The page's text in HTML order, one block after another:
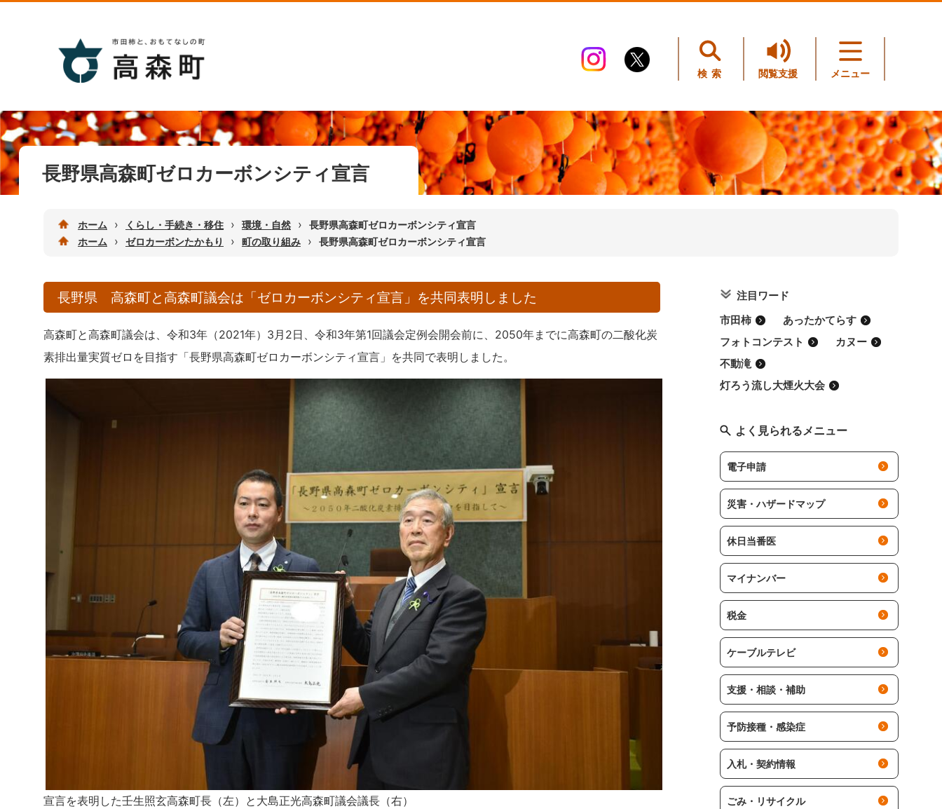
検索 閲覧支援 メニュー
長野県高森町ゼロカーボンシティ宣言
ホーム › くらし・手続き・移住 › 環境・自然 ›
長野県高森町ゼロカーボンシティ宣言
ホーム
› ゼロカーボンたかもり › 町の取り組み › 長野県高森町ゼロカーボンシティ宣言
長野県 高森町と高森町議会は「ゼロカーボンシティ宣言」を共同表明しました
高森町と高森町議会は、令和3年（2021年）3月2日、令和3年第1回議会定例会開会前に、2050年までに高森町の二酸化炭
素排出量実質ゼロを目指す「長野県高森町ゼロカーボンシティ宣言」を共同で表明しました。
宣言を表明した壬生照玄高森町長（左）と大島正光高森町議会議長（右）
注目ワード
市田柿
あったかてらす
フォトコンテスト
カヌー
不動滝
灯ろう流し大煙火大会
よく見られるメニュー
電子申請
災害・ハザードマップ
休日当番医
マイナンバー
税金
ケーブルテレビ
支援・相談・補助
予防接種・感染症
入札・契約情報
ごみ・リサイクル